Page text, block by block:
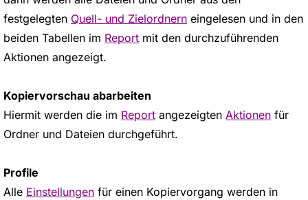
festgelegten Quell- und Zielordnern eingelesen und in den
beiden Tabellen im Report mit den durchzuführenden
Aktionen angezeigt.
Kopiervorschau abarbeiten
Hiermit werden die im Report angezeigten Aktionen für
Ordner und Dateien durchgeführt.
Profile
Alle Einstellungen für einen Kopiervorgang werden in